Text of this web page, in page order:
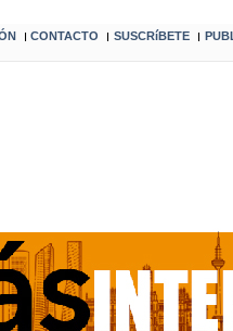
I CONTACTO I SUSCRíBETE I